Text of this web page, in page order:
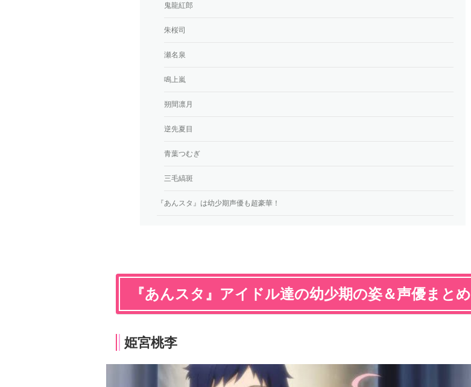
鬼龍紅郎
朱桜司
瀬名泉
鳴上嵐
朔間凛月
逆先夏目
青葉つむぎ
三毛縞斑
『あんスタ』は幼少期声優も超豪華！
『あんスタ』アイドル達の幼少期の姿＆声優まとめ
姫宮桃李